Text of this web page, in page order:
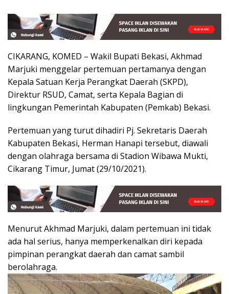
CIKARANG, KOMED – Wakil Bupati Bekasi, Akhmad
Marjuki menggelar pertemuan pertamanya dengan
Kepala Satuan Kerja Perangkat Daerah (SKPD),
Direktur RSUD, Camat, serta Kepala Bagian di
lingkungan Pemerintah Kabupaten (Pemkab) Bekasi.
Pertemuan yang turut dihadiri Pj. Sekretaris Daerah
Kabupaten Bekasi, Herman Hanapi tersebut, diawali
dengan olahraga bersama di Stadion Wibawa Mukti,
Cikarang Timur, Jumat (29/10/2021).
Menurut Akhmad Marjuki, dalam pertemuan ini tidak
ada hal serius, hanya memperkenalkan diri kepada
pimpinan perangkat daerah dan camat sambil
berolahraga.